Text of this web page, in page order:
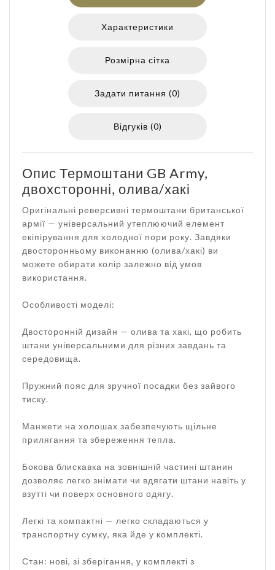
Характеристики
Розмірна сітка
Задати питання (0)
Відгуків (0)
Опис Термоштани GB Army,
двохсторонні, олива/хакі
Оригінальні реверсивні термоштани британської
армії — універсальний утеплюючий елемент
екіпірування для холодної пори року. Завдяки
двосторонньому виконанню (олива/хакі) ви
можете обирати колір залежно від умов
використання.
Особливості моделі:
Двосторонній дизайн — олива та хакі, що робить
штани універсальними для різних завдань та
середовища.
Пружний пояс для зручної посадки без зайвого
тиску.
Манжети на холошах забезпечують щільне
прилягання та збереження тепла.
Бокова блискавка на зовнішній частині штанин
дозволяє легко знімати чи вдягати штани навіть у
взутті чи поверх основного одягу.
Легкі та компактні — легко складаються у
транспортну сумку, яка йде у комплекті.
Стан: нові, зі зберігання, у комплекті з